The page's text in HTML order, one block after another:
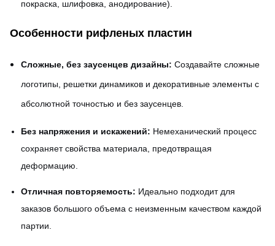
покраска, шлифовка, анодирование).
Особенности рифленых пластин
Сложные, без заусенцев дизайны: Создавайте сложные
логотипы, решетки динамиков и декоративные элементы с
абсолютной точностью и без заусенцев.
Без напряжения и искажений: Немеханический процесс
сохраняет свойства материала, предотвращая
деформацию.
Отличная повторяемость: Идеально подходит для
заказов большого объема с неизменным качеством каждой
партии.